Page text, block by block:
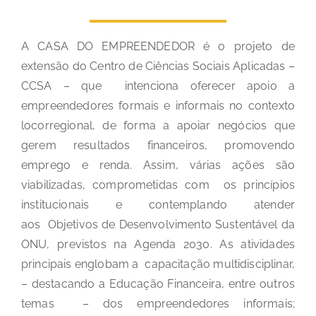
A CASA DO EMPREENDEDOR é o projeto de
extensão do Centro de Ciências Sociais Aplicadas –
CCSA – que intenciona oferecer apoio a
empreendedores formais e informais no contexto
locorregional, de forma a apoiar negócios que
gerem resultados financeiros, promovendo
emprego e renda. Assim, várias ações são
viabilizadas, comprometidas com os princípios
institucionais e contemplando atender
aos Objetivos de Desenvolvimento Sustentável da
ONU, previstos na Agenda 2030. As atividades
principais englobam a capacitação multidisciplinar,
– destacando a Educação Financeira, entre outros
temas – dos empreendedores informais;